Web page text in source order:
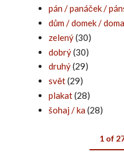
pán / panáček /
dům / domek / doma
zelený(30)
dobrý(30)
druhý(29)
svět(29)
plakat(28)
šohaj / ka(28)
1 of